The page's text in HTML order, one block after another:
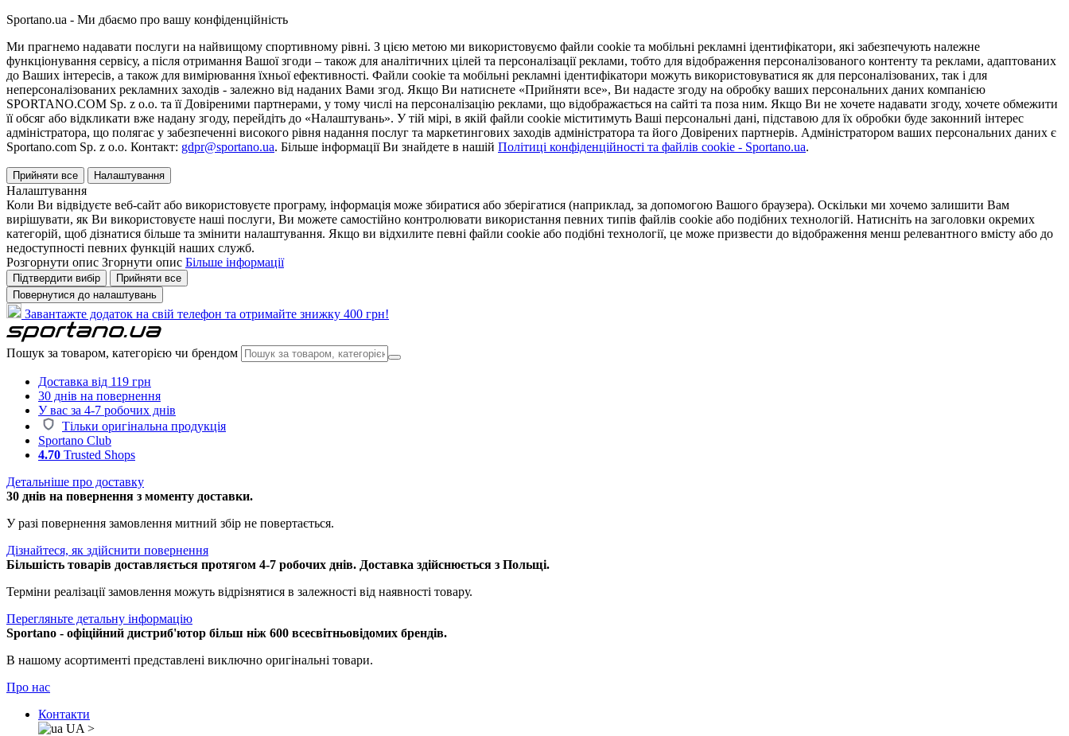
Sportano.ua - Ми дбаємо про вашу конфіденційність
Ми прагнемо надавати послуги на найвищому спортивному рівні. З цією метою ми використовуємо файли cookie та мобільні рекламні ідентифікатори, які забезпечують належне
функціонування сервісу, а після отримання Вашої згоди – також для аналітичних цілей та персоналізації реклами, тобто для відображення персоналізованого контенту та реклами, адаптованих
до Ваших інтересів, а також для вимірювання їхньої ефективності. Файли cookie та мобільні рекламні ідентифікатори можуть використовуватися як для персоналізованих, так і для
неперсоналізованих рекламних заходів - залежно від наданих Вами згод. Якщо Ви натиснете «Прийняти все», Ви надасте згоду на обробку ваших персональних даних компанією
SPORTANO.COM Sp. z o.o. та її Довіреними партнерами, у тому числі на персоналізацію реклами, що відображається на сайті та поза ним. Якщо Ви не хочете надавати згоду, хочете обмежити
її обсяг або відкликати вже надану згоду, перейдіть до «Налаштувань». У тій мірі, в якій файли cookie міститимуть Ваші персональні дані, підставою для їх обробки буде законний інтерес
адміністратора, що полягає у забезпеченні високого рівня надання послуг та маркетингових заходів адміністратора та його Довірених партнерів. Адміністратором ваших персональних даних є
Sportano.com Sp. z o.o. Контакт: gdpr@sportano.ua. Більше інформації Ви знайдете в нашій Політиці конфіденційності та файлів cookie - Sportano.ua.
Прийняти все Налаштування
Налаштування
Коли Ви відвідуєте веб-сайт або використовуєте програму, інформація може збиратися або зберігатися (наприклад, за допомогою Вашого браузера). Оскільки ми хочемо залишити Вам
вирішувати, як Ви використовуєте наші послуги, Ви можете самостійно контролювати використання певних типів файлів cookie або подібних технологій. Натисніть на заголовки окремих
категорій, щоб дізнатися більше та змінити налаштування. Якщо ви відхилите певні файли cookie або подібні технології, це може призвести до відображення менш релевантного вмісту або до
недоступності певних функцій наших служб.
Розгорнути опис Згорнути опис Більше інформації
Підтвердити вибір
Прийняти все
Повернутися до налаштувань
Завантажте додаток на свій телефон та отримайте знижку 400 грн!
Пошук за товаром, категорією чи брендом
Доставка від 119 грн
30 днів на повернення
У вас за 4-7 робочих днів
Тільки оригінальна продукція
Sportano Club
4.70 Trusted Shops
Детальніше про доставку
30 днів на повернення з моменту доставки.
У разі повернення замовлення митний збір не повертається.
Дізнайтеся, як здійснити повернення
Більшість товарів доставляється протягом 4-7 робочих днів. Доставка здійснюється з Польщі.
Терміни реалізації замовлення можуть відрізнятися в залежності від наявності товару.
Перегляньте детальну інформацію
Sportano - офіційний дистриб'ютор більш ніж 600 всесвітньовідомих брендів.
В нашому асортименті представлені виключно оригінальні товари.
Про нас
Контакти
UA >